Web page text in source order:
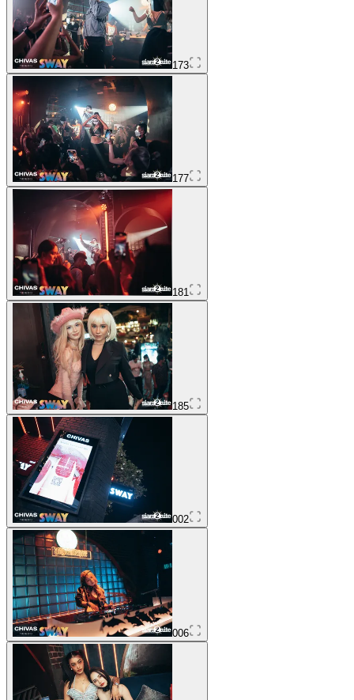
173
177
181
185
002
006